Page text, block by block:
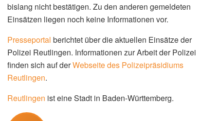
bislang nicht bestätigen. Zu den anderen gemeldeten
Einsätzen liegen noch keine Informationen vor.
Presseportal berichtet über die aktuellen Einsätze der
Polizei Reutlingen. Informationen zur Arbeit der Polizei
finden sich auf derWebseite des Polizeipräsidiums
Reutlingen.
Reutlingen ist eine Stadt in Baden-Württemberg.